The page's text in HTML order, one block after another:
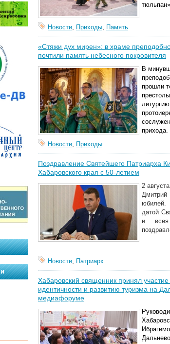
Новости, Приходы, Память
«Стяжи дух мирен»: в храме
почтили память небесного покровителя
В
прошли
прихода.
Новости, Приходы
Поздравление Святейшего Патриарха
Хабаровского края с 50-летием
2
Дмитрий
юбилей.
датой
и
Новости, Патриарх
Хабаровский священник принял
идентичности и развитию туризма на
медиафоруме